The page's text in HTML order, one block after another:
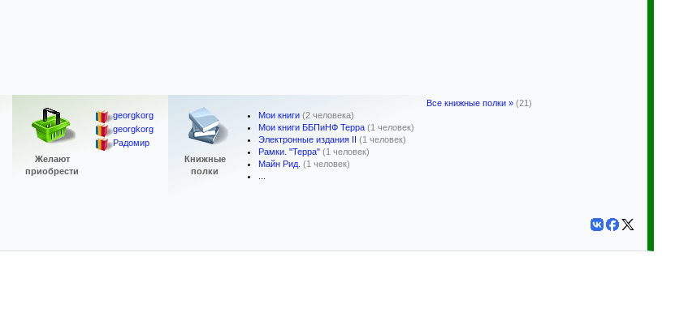
Желают
приобрести
georgkorg
georgkorg
Радомир
Книжные
полки
Мои книги (2 человека)
Мои книги ББПиНФ Терра (1 человек)
Электронные издания II (1 человек)
Рамки. "Терра" (1 человек)
Майн Рид. (1 человек)
Все книжные полки » (21)